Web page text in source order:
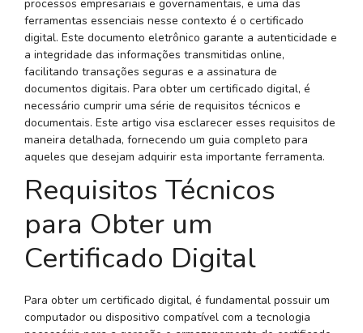
processos empresariais e governamentais, e uma das
ferramentas essenciais nesse contexto é o certificado
digital. Este documento eletrônico garante a autenticidade e
a integridade das informações transmitidas online,
facilitando transações seguras e a assinatura de
documentos digitais. Para obter um certificado digital, é
necessário cumprir uma série de requisitos técnicos e
documentais. Este artigo visa esclarecer esses requisitos de
maneira detalhada, fornecendo um guia completo para
aqueles que desejam adquirir esta importante ferramenta.
Requisitos Técnicos
para Obter um
Certificado Digital
Para obter um certificado digital, é fundamental possuir um
computador ou dispositivo compatível com a tecnologia